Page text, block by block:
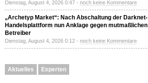
Dienstag, August 4, 2026 0:47 - noch keine Kommentare
„Archetyp Market“: Nach Abschaltung der Darknet-
Handelsplattform nun Anklage gegen mutmaßlichen
Betreiber
Dienstag, August 4, 2026 0:12 - noch keine Kommentare
Aktuelles Experten